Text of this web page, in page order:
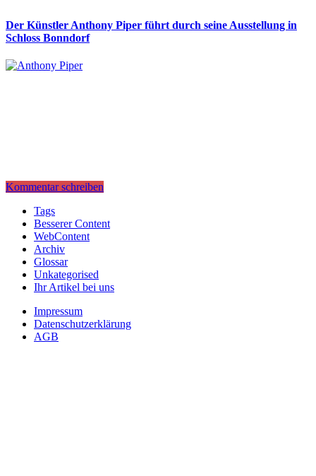
Der Künstler Anthony Piper führt durch seine Ausstellung in
Schloss Bonndorf
Kommentar schreiben
Tags
Besserer Content
WebContent
Archiv
Glossar
Unkategorised
Ihr Artikel bei uns
Impressum
Datenschutzerklärung
AGB